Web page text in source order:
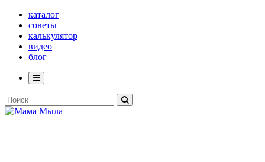
каталог
советы
калькулятор
видео
блог